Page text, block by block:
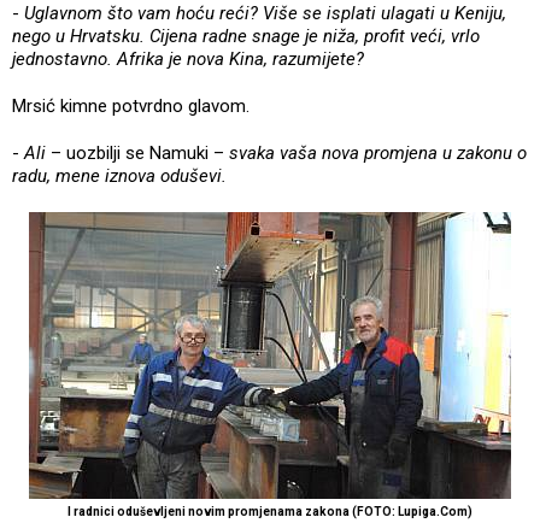
- Uglavnom što vam hoću reći? Više se isplati ulagati u Keniju,
nego u Hrvatsku. Cijena radne snage je niža, profit veći, vrlo
jednostavno. Afrika je nova Kina, razumijete?
Mrsić kimne potvrdno glavom.
-Ali – uozbilji se Namuki – svaka vaša nova promjena u zakonu o
radu, mene iznova oduševi.
I radnici oduševljeni novim promjenama zakona (FOTO: Lupiga.Com)